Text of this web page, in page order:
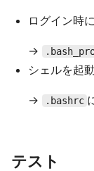
ログイン時
->
シェルを起
-> .bashrc
テスト